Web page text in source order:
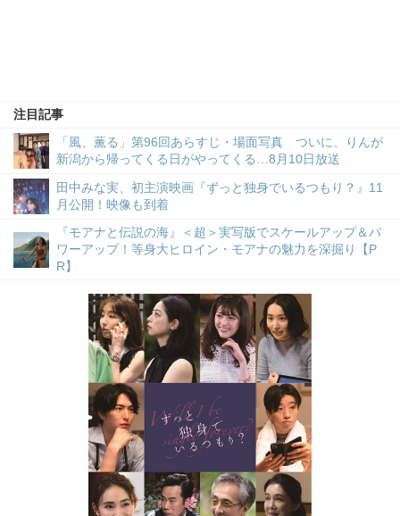
注目記事
「風、薫る」第96回あらすじ・場面写真 ついに、りんが
新潟から帰ってくる日がやってくる…8月10日放送
田中みな実、初主演映画『ずっと独身でいるつもり？』11
月公開！映像も到着
『モアナと伝説の海』＜超＞実写版でスケールアップ＆パ
ワーアップ！等身大ヒロイン・モアナの魅力を深掘り【P
R】